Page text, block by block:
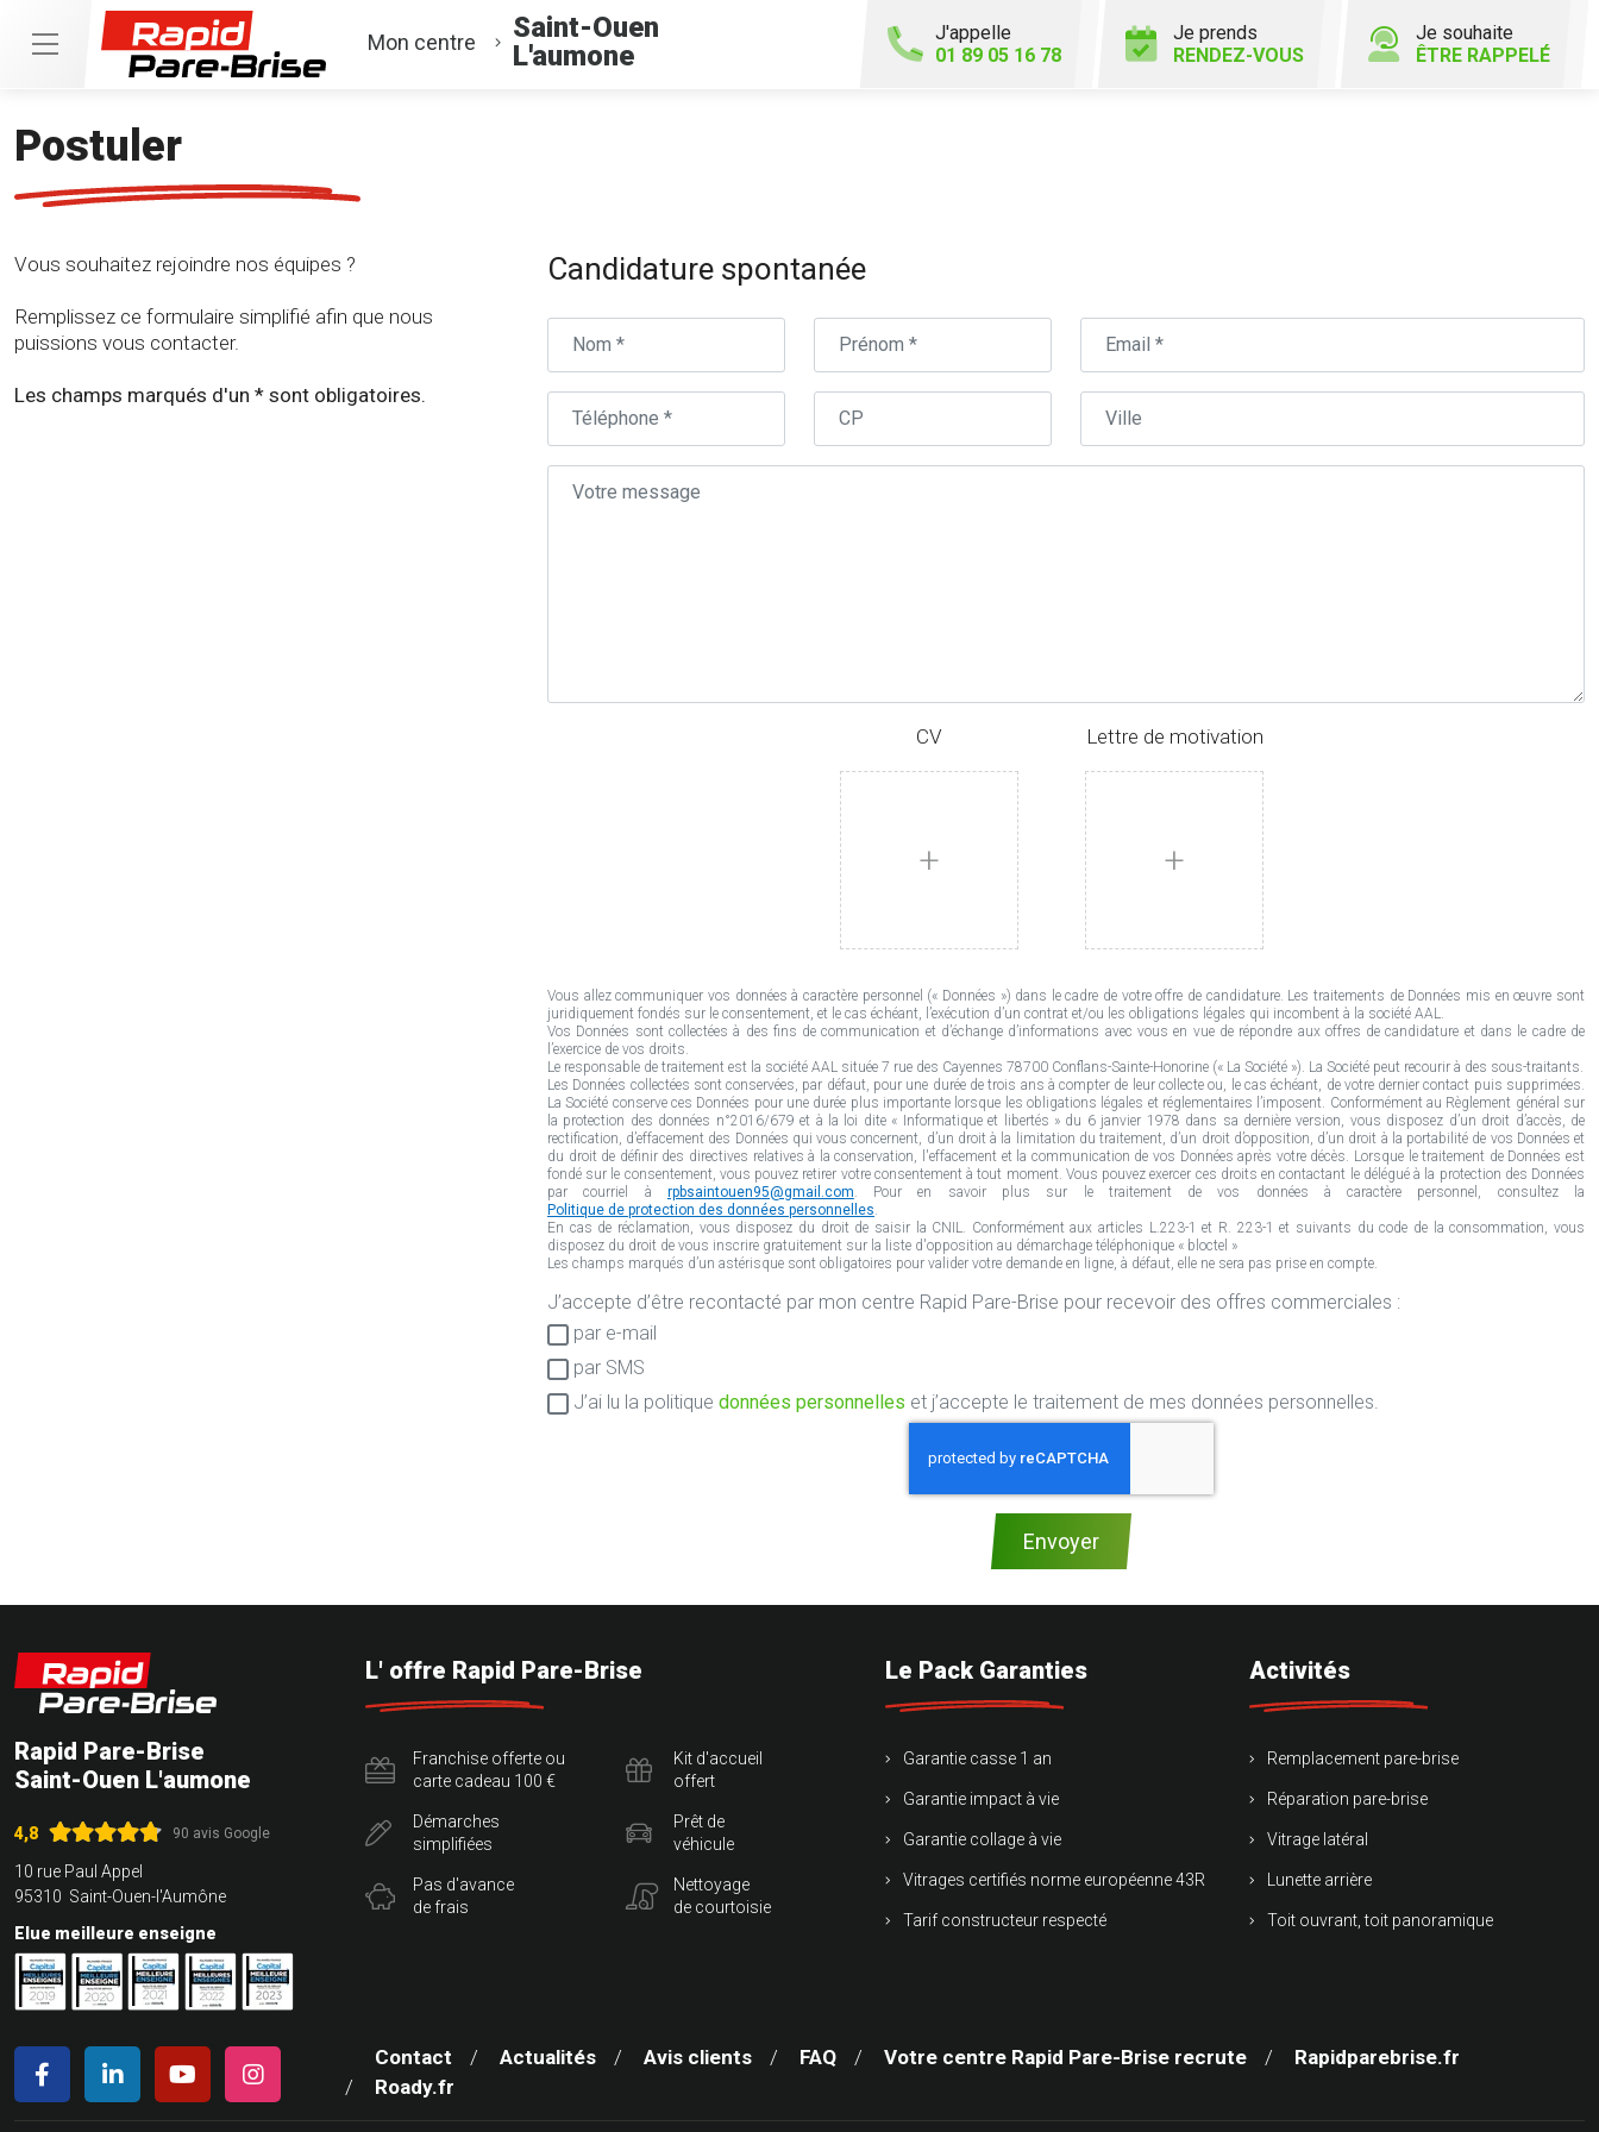
Mon centre
Saint-Ouen
L'aumone
J'appelle
01 89 05 16 78
Je prends
RENDEZ-VOUS
Je souhaite
ÊTRE RAPPELÉ
Postuler
Vous souhaitez rejoindre nos équipes ?
Remplissez ce formulaire simplifié afin que nous
puissions vous contacter.
Les champs marqués d'un * sont obligatoires.
Candidature spontanée
CV
+
Lettre de motivation
+
Vous allez communiquer vos données à caractère personnel (« Données ») dans le cadre de votre offre de candidature. Les traitements de Données mis en œuvre sont
juridiquement fondés sur le consentement, et le cas échéant, l’exécution d’un contrat et/ou les obligations légales qui incombent à la société AAL.
Vos Données sont collectées à des fins de communication et d’échange d’informations avec vous en vue de répondre aux offres de candidature et dans le cadre de
l’exercice de vos droits.
Le responsable de traitement est la société AAL située 7 rue des Cayennes 78700 Conflans-Sainte-Honorine (« La Société »). La Société peut recourir à des sous-traitants.
Les Données collectées sont conservées, par défaut, pour une durée de trois ans à compter de leur collecte ou, le cas échéant, de votre dernier contact puis supprimées.
La Société conserve ces Données pour une durée plus importante lorsque les obligations légales et réglementaires l’imposent. Conformément au Règlement général sur
la protection des données n°2016/679 et à la loi dite « Informatique et libertés » du 6 janvier 1978 dans sa dernière version, vous disposez d’un droit d’accès, de
rectification, d’effacement des Données qui vous concernent, d’un droit à la limitation du traitement, d’un droit d’opposition, d’un droit à la portabilité de vos Données et
du droit de définir des directives relatives à la conservation, l'effacement et la communication de vos Données après votre décès. Lorsque le traitement de Données est
fondé sur le consentement, vous pouvez retirer votre consentement à tout moment. Vous pouvez exercer ces droits en contactant le délégué à la protection des Données
par courriel à rpbsaintouen95@gmail.com. Pour en savoir plus sur le traitement de vos données à caractère personnel, consultez la
Politique de protection des données personnelles.
En cas de réclamation, vous disposez du droit de saisir la CNIL. Conformément aux articles L.223-1 et R. 223-1 et suivants du code de la consommation, vous
disposez du droit de vous inscrire gratuitement sur la liste d'opposition au démarchage téléphonique « bloctel »
Les champs marqués d’un astérisque sont obligatoires pour valider votre demande en ligne, à défaut, elle ne sera pas prise en compte.
Consentement
RGPD
J’accepte d’être recontacté par mon centre Rapid Pare-Brise pour recevoir des offres commerciales :
par e-mail
par SMS
J’ai lu la politique données personnelles et j’accepte le traitement de mes données personnelles.
Envoyer
Rapid Pare-Brise
Saint-Ouen L'aumone
4,8 90 avis Google
10 rue Paul Appel
95310 Saint-Ouen-l'Aumône
Elue meilleure enseigne
L' offre Rapid Pare-Brise
Franchise offerte ou
carte cadeau 100 €
Démarches
simplifiées
Pas d'avance
de frais
Kit d'accueil
offert
Prêt de
véhicule
Nettoyage
de courtoisie
Le Pack Garanties
Garantie casse 1 an
Garantie impact à vie
Garantie collage à vie
Vitrages certifiés norme européenne 43R
Tarif constructeur respecté
Activités
Remplacement pare-brise
Réparation pare-brise
Vitrage latéral
Lunette arrière
Toit ouvrant, toit panoramique
Contact Actualités Avis clients FAQ Votre centre Rapid Pare-Brise recrute
Rapidparebrise.fr
Roady.fr